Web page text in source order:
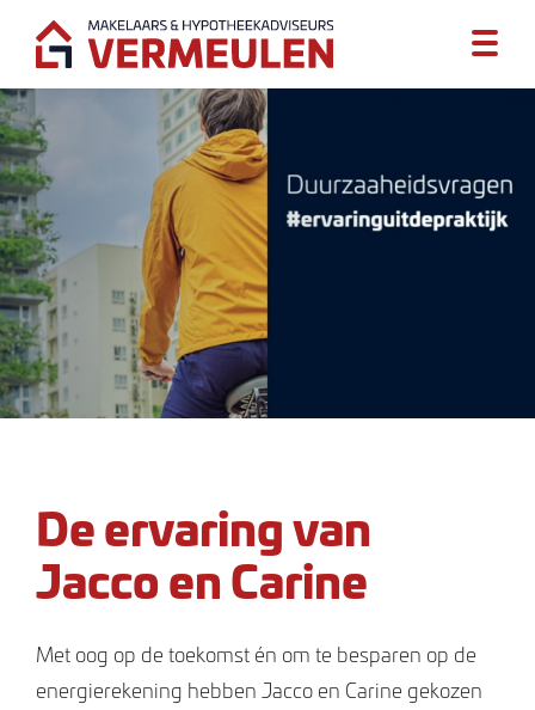
De ervaring van
Jacco en Carine
Met oog op de toekomst én om te besparen op de
energierekening hebben Jacco en Carine gekozen